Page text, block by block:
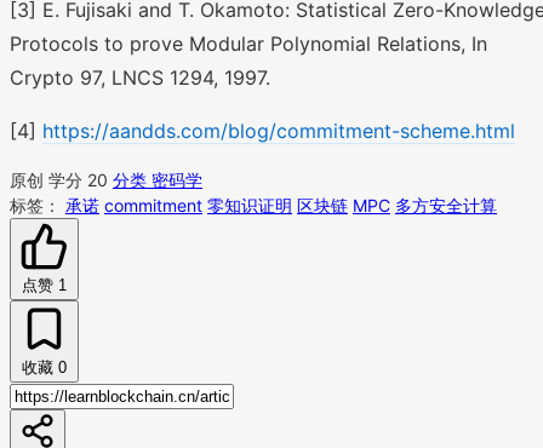
[3] E. Fujisaki and T. Okamoto: Statistical Zero-
Protocols to prove Modular Polynomial Relations, In
Crypto 97, LNCS 1294, 1997.
[4] https://aandds.com/blog/commitment-scheme.html
原创 学分 20 分类 密码学
标签： 承诺 commitment 零知识证明 区块链 MPC 多方安全计算
点赞 1
收藏 0